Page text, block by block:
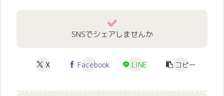
SNSでシェアしませんか
X Facebook LINE コピー